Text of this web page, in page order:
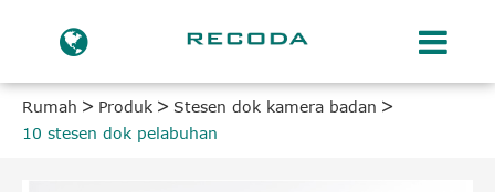
Rumah Produk
Stesen dok kamera badan
10 stesen dok pelabuhan